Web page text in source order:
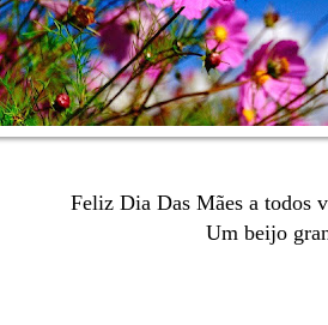
Feliz Dia Das Mães a todos
Um beijo